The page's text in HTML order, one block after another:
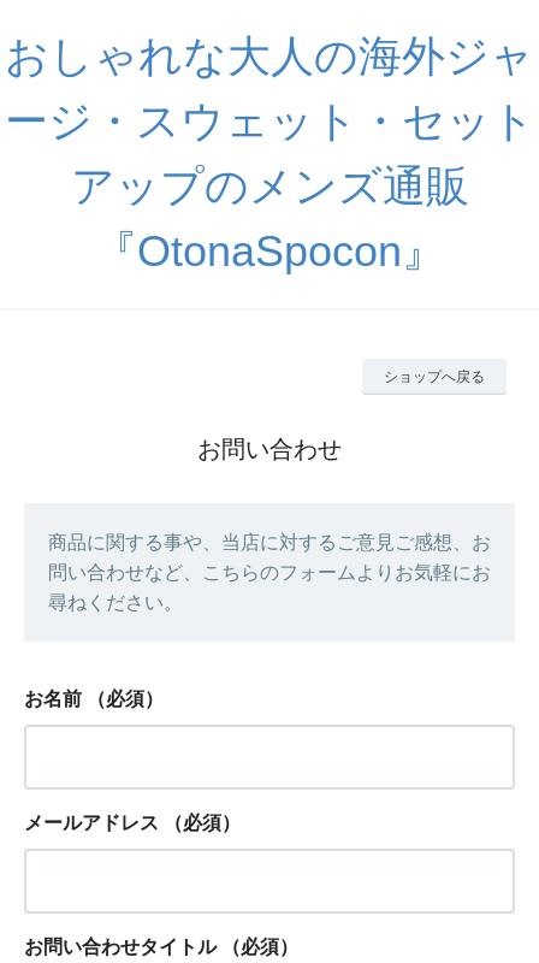
おしゃれな大人の海外ジャ
ージ・スウェット・セット
アップのメンズ通販
『OtonaSpocon』
ショップへ戻る
お問い合わせ
商品に関する事や、当店に対するご意見ご感想、お
問い合わせなど、こちらのフォームよりお気軽にお
尋ねください。
お名前 （必須）
メールアドレス （必須）
お問い合わせタイトル （必須）